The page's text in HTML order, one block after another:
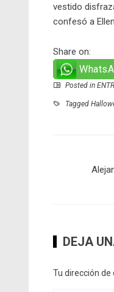
vestido
confesó a
Share on:
Posted in
Tagged
DEJA
Tu dirección de